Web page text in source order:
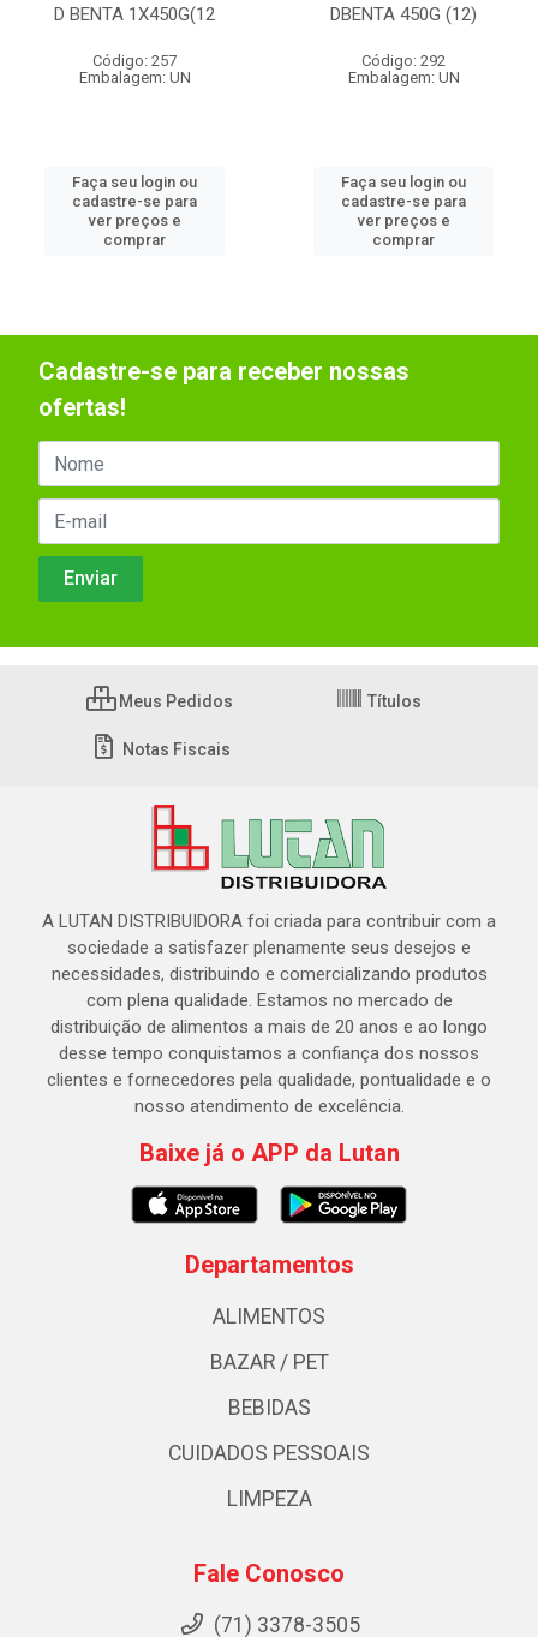
D BENTA 1X450G(12
Código: 257
Embalagem: UN
Faça seu login ou
cadastre-se para
ver preços e
comprar
DBENTA 450G (12)
Código: 292
Embalagem: UN
Faça seu login ou
cadastre-se para
ver preços e
comprar
Cadastre-se para receber nossas
ofertas!
Meus Pedidos Títulos
Notas Fiscais
A LUTAN DISTRIBUIDORA foi criada para contribuir com a
sociedade a satisfazer plenamente seus desejos e
necessidades, distribuindo e comercializando produtos
com plena qualidade. Estamos no mercado de
distribuição de alimentos a mais de 20 anos e ao longo
desse tempo conquistamos a confiança dos nossos
clientes e fornecedores pela qualidade, pontualidade e o
nosso atendimento de excelência.
Baixe já o APP da Lutan
Departamentos
ALIMENTOS
BAZAR / PET
BEBIDAS
CUIDADOS PESSOAIS
LIMPEZA
Fale Conosco
(71) 3378-3505